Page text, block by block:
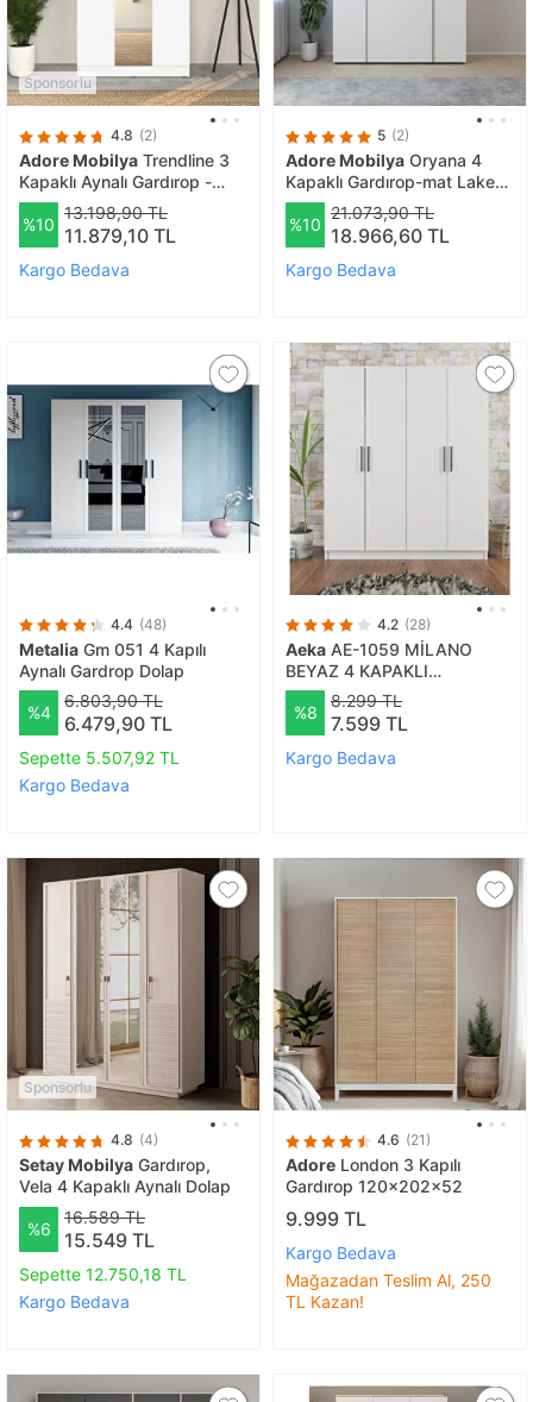
Sponsorlu
4.8 (2)
Adore Mobilya Trendline 3
Kapaklı Aynalı Gardırop -
Beyaz 120x207x53 Cm
%10
13.198,90 TL
11.879,10 TL
Kargo Bedava
5 (2)
Adore Mobilya Oryana 4
Kapaklı Gardırop-mat Lake
Beyaz 180x210x62 Cm
%10
21.073,90 TL
18.966,60 TL
Kargo Bedava
4.4 (48)
Metalia Gm 051 4 Kapılı
Aynalı Gardrop Dolap
%4
6.803,90 TL
6.479,90 TL
Sepette 5.507,92 TL
Kargo Bedava
4.2 (28)
Aeka AE-1059 MİLANO
BEYAZ 4 KAPAKLI
GARDIROP 11 RAFLI 2
ASKILIKLI BEYAZ
%8
8.299 TL
7.599 TL
Kargo Bedava
Sponsorlu
4.8 (4)
Setay Mobilya Gardırop,
Vela 4 Kapaklı Aynalı Dolap
%6
16.589 TL
15.549 TL
Sepette 12.750,18 TL
Kargo Bedava
4.6 (21)
Adore London 3 Kapılı
Gardırop 120x202x52
9.999 TL
Kargo Bedava
Mağazadan Teslim Al, 250
TL Kazan!